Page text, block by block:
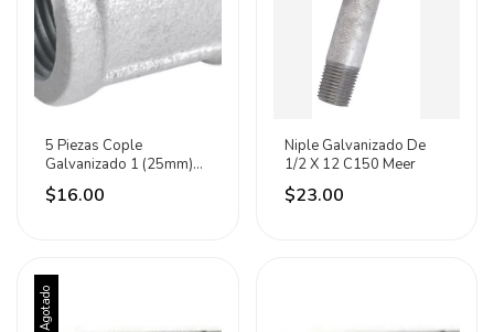
5 Piezas Cople
Galvanizado 1 (25mm)
C150 Meer
$16.00
Niple Galvanizado De
1/2 X 12 C150 Meer
$23.00
Agotado